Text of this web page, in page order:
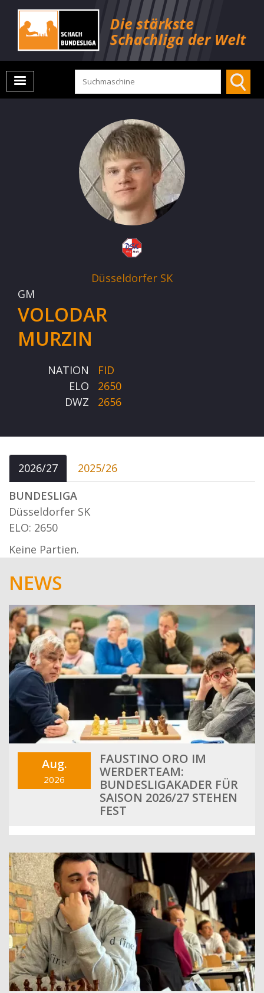
Düsseldorfer SK
GM
VOLODAR
MURZIN
NATION
FID
ELO
2650
DWZ
2656
2026/27
2025/26
BUNDESLIGA
Düsseldorfer SK
ELO: 2650
Keine Partien.
NEWS
Aug.
2026
FAUSTINO ORO IM
WERDERTEAM:
BUNDESLIGAKADER FÜR
SAISON 2026/27 STEHEN
FEST